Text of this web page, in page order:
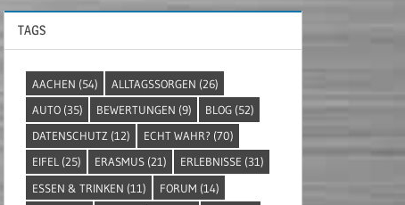
TAGS
AACHEN (54) ALLTAGSSORGEN (26)
AUTO(35) BEWERTUNGEN (9) BLOG(52)
DATENSCHUTZ (12) ECHT WAHR? (70)
EIFEL(25) ERASMUS(21) ERLEBNISSE (31)
ESSEN & TRINKEN (11) FORUM (14)